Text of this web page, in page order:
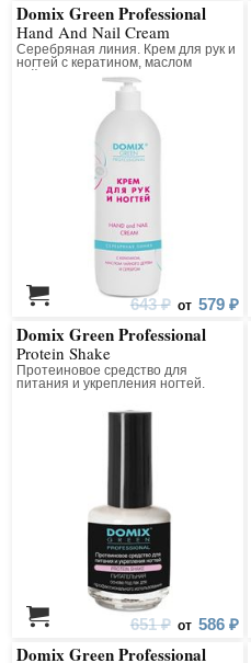
Domix Green Professional
Hand And Nail Cream
Серебряная линия. Крем для рук и
ногтей с кератином, маслом
чайного дерева и коллоидным
643 ₽ от 579 ₽
Domix Green Professional
Protein Shake
Протеиновое средство для
питания и укрепления ногтей.
профессионального
651 ₽ от 586 ₽
Domix Green Professional